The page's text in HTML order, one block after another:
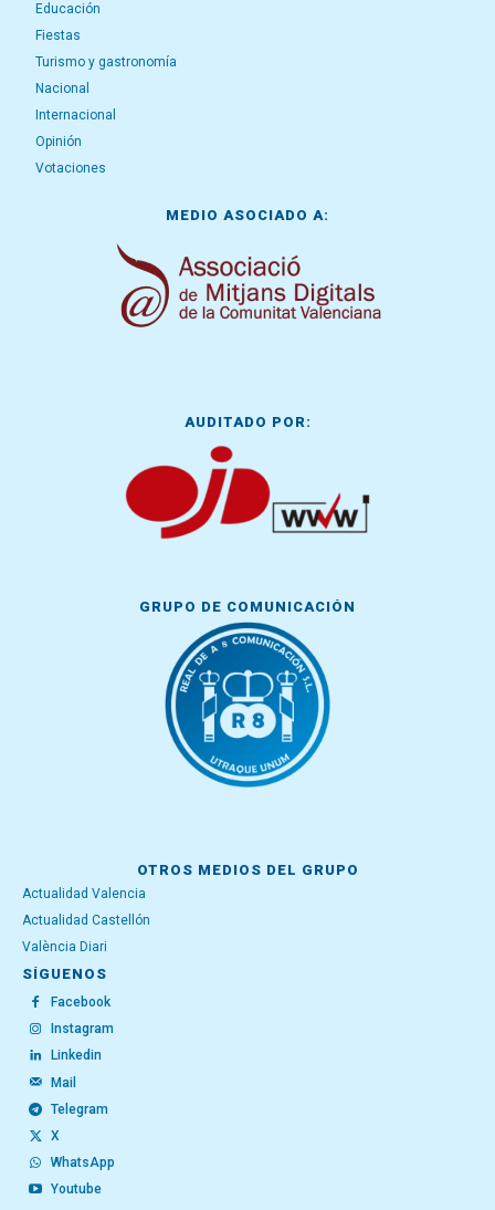
Educación
Fiestas
Turismo y gastronomía
Nacional
Internacional
Opinión
Votaciones
MEDIO ASOCIADO A:
AUDITADO POR:
GRUPO DE COMUNICACIÓN
OTROS MEDIOS DEL GRUPO
Actualidad Valencia
Actualidad Castellón
València Diari
SÍGUENOS
Facebook
Instagram
Linkedin
Mail
Telegram
X
WhatsApp
Youtube